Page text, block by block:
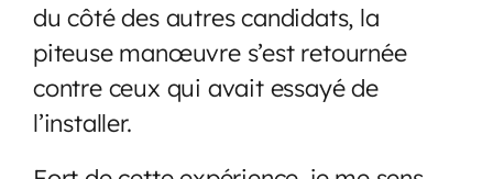
du côté des autres candidats, la
piteuse manœuvre s’est retournée
contre ceux qui avait essayé de
l’installer.